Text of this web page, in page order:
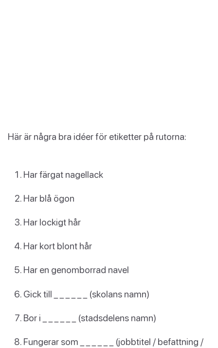
Här är några bra idéer för etiketter på rutorna:
Har färgat nagellack
Har blå ögon
Har lockigt hår
Har kort blont hår
Har en genomborrad navel
Gick till _ _ _ _ _ _ (skolans namn)
Bor i _ _ _ _ _ _ (stadsdelens namn)
Fungerar som _ _ _ _ _ _ (jobbtitel / befattning /